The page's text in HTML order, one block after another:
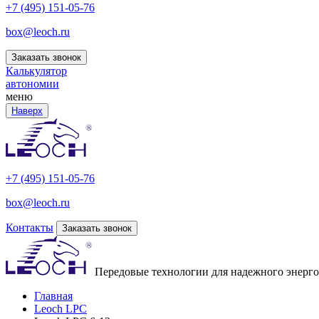
+7 (495) 151-05-76
box@leoch.ru
Заказать звонок
Калькулятор
автономии
меню
Наверх
+7 (495) 151-05-76
box@leoch.ru
Контакты Заказать звонок
Передовые технологии для надежного
Главная
Leoch LPC